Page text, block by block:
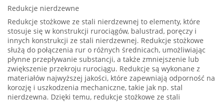
Redukcje nierdzewne
Redukcje stożkowe ze stali nierdzewnej to elementy, które
stosuje się w konstrukcji rurociągów, balustrad, poręczy i
innych konstrukcji ze stali nierdzewnej. Redukcje stożkowe
służą do połączenia rur o różnych średnicach, umożliwiając
płynne przepływanie substancji, a także zmniejszenie lub
zwiększenie przekroju rurociągu. Redukcje są wykonane z
materiałów najwyższej jakości, które zapewniają odporność na
korozję i uszkodzenia mechaniczne, takie jak np. stal
nierdzewna. Dzięki temu, redukcje stożkowe ze stali